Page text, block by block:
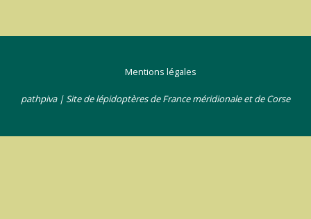
Mentions légales
pathpiva | Site de lépidoptères de France méridionale et de Corse